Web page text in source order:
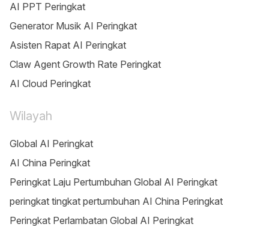
AI PPT Peringkat
Generator Musik AI Peringkat
Asisten Rapat AI Peringkat
Claw Agent Growth Rate Peringkat
AI Cloud Peringkat
Wilayah
Global AI Peringkat
AI China Peringkat
Peringkat Laju Pertumbuhan Global AI Peringkat
peringkat tingkat pertumbuhan AI China Peringkat
Peringkat Perlambatan Global AI Peringkat